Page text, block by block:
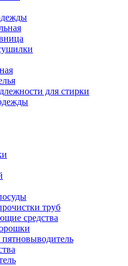
для стирки
труб
средства
пятновыводитель